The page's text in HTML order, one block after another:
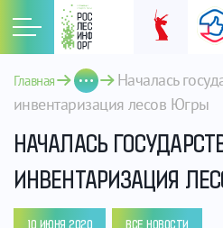
Главная
Началась
инвентаризация лесов Югры
НАЧАЛАСЬ
ИНВЕНТАРИЗАЦИЯ
10 ИЮНЯ 2020 ВСЕ НОВОСТИ